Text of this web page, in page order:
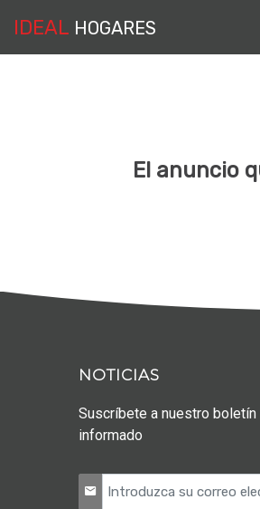
IDEAL HOGARES
El anuncio
NOTICIAS
Suscríbete a nuestro
informado